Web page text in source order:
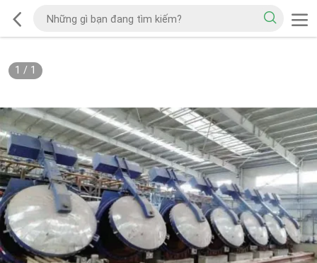
1 / 1